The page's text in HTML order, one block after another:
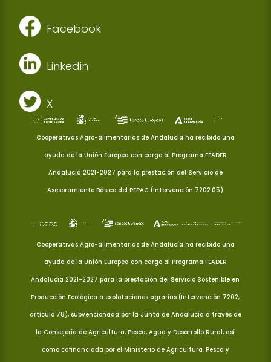
Facebook
Linkedin
X
Cooperativas Agro-alimentarias de Andalucía ha recibido una
ayuda de la Unión Europea con cargo al Programa FEADER
Andalucía 2021-2027 para la prestación del Servicio de
Asesoramiento Básico del PEPAC (Intervención 7202.05)
Cooperativas Agro-alimentarias de Andalucía ha recibido una
ayuda de la Unión Europea con cargo al Programa FEADER
Andalucía 2021-2027 para la prestación del Servicio Sostenible en
Producción Ecológica a explotaciones agrarias (Intervención 7202,
artículo 78), subvencionada por la Junta de Andalucía a través de
la Consejería de Agricultura, Pesca, Agua y Desarrollo Rural, así
como cofinanciada por el Ministerio de Agricultura, Pesca y